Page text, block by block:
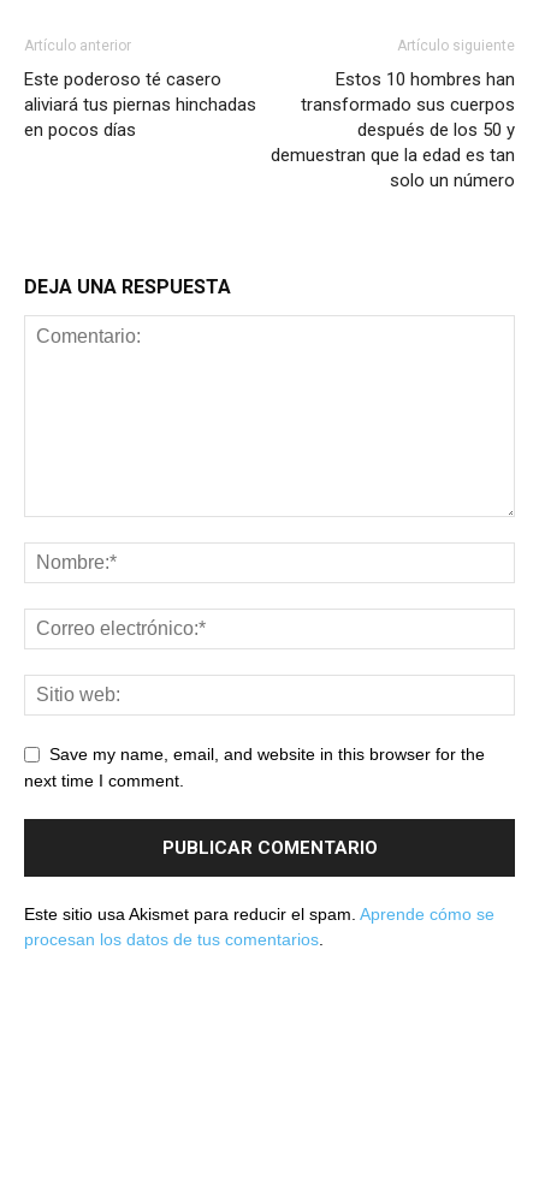
Artículo anterior
Este poderoso té casero
aliviará tus piernas hinchadas
en pocos días
Artículo siguiente
Estos 10 hombres han
transformado sus cuerpos
después de los 50 y
demuestran que la edad es tan
solo un número
DEJA UNA RESPUESTA
Save my name, email, and website in this browser for the
next time I comment.
Este sitio usa Akismet para reducir el spam. Aprende cómo se
procesan los datos de tus comentarios